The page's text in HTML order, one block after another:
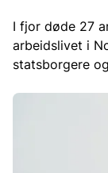
I fjor døde 27
arbeidslivet i
statsborgere